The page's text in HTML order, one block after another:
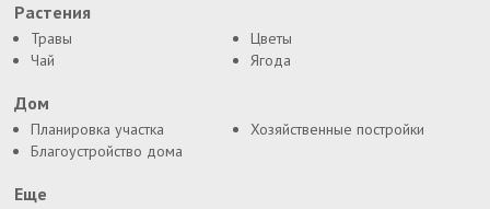
Растения
Травы
Цветы
Чай
Ягода
Дом
Планировка участка
Хозяйственные постройки
Благоустройство дома
Еще